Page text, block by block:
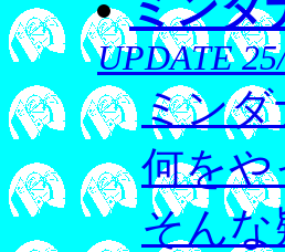
UPDATE
ミン
何をや
そん